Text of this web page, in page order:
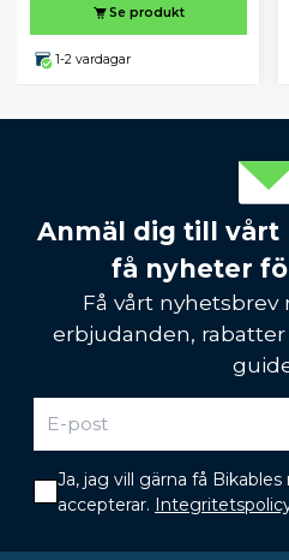
Se produkt
1-2 vardagar
Anmäl dig till vårt
få nyheter
Få vårt nyhetsbrev
erbjudanden,
Ja, jag vill gärna få
accepterar.